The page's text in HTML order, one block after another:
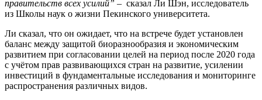
правительств всех усилий” – сказал Ли Шэн, исследователь
из Школы наук о жизни Пекинского университета.
Ли сказал, что он ожидает, что на встрече будет установлен
баланс между защитой биоразнообразия и экономическим
развитием при согласовании целей на период после 2020 года
с учётом прав развивающихся стран на развитие, усилении
инвестиций в фундаментальные исследования и мониторинге
распространения различных видов.